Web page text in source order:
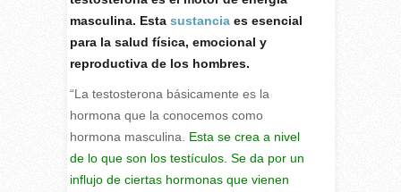
masculina. Estasustanciaes esencial
para la salud física, emocional y
reproductiva de los hombres.
“La testosterona básicamente es la
hormona que la conocemos como
hormona masculina. Esta se crea a nivel
de lo que son los testículos. Se da por un
influjo de ciertas hormonas que vienen